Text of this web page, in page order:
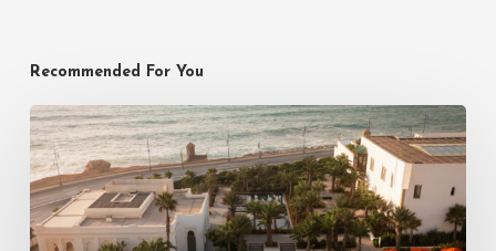
Recommended For You